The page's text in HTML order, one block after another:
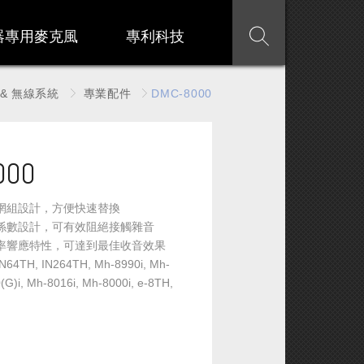
專用麥克風 專利科技
無線系統 專業配件 DMC-8000
組設計，方便快速替換
數設計，可有效阻絕接觸雜音
響應特性，可達到最佳收音效果
IN264TH, Mh-8990i, Mh-
Mh-8016i, Mh-8000i, e-8TH,